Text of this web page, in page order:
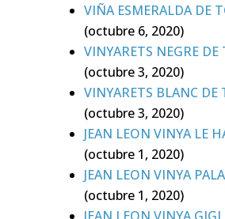
VIÑA ESMERALDA DE
(octubre 6, 2020)
VINYARETS NEGRE DE
(octubre 3, 2020)
VINYARETS BLANC DE
(octubre 3, 2020)
JEAN LEON VINYA LE
(octubre 1, 2020)
JEAN LEON VINYA
(octubre 1, 2020)